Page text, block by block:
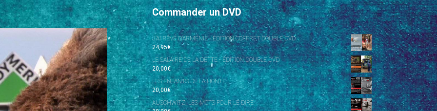
Commander un DVD
J’AI RÊVÉ D’ARMÉNIE - ÉDITION COFFRET DOUBLE DVD
24,95€
LE SALAIRE DE LA DETTE - ÉDITION DOUBLE DVD
20,00€
LES ENFANTS DE LA HONTE
20,00€
AUSCHWITZ, LES MOTS POUR LE DIRE